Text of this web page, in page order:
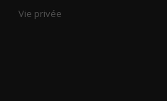
Vie privée